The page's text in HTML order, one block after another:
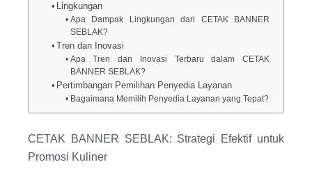
Lingkungan
Apa Dampak Lingkungan dari CETAK BANNER
SEBLAK?
Tren dan Inovasi
Apa Tren dan Inovasi Terbaru dalam CETAK
BANNER SEBLAK?
Pertimbangan Pemilihan Penyedia Layanan
Bagaimana Memilih Penyedia Layanan yang Tepat?
CETAK BANNER SEBLAK: Strategi Efektif untuk
Promosi Kuliner